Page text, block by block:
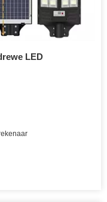
LED